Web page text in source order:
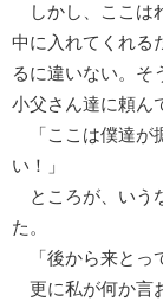
しかし、ここは
中に入れてくれる
るに違いない。そ
小父さん達に頼ん
「ここは僕達が
い！」
ところが、いう
た。
「後から来とっ
更に私が何か言